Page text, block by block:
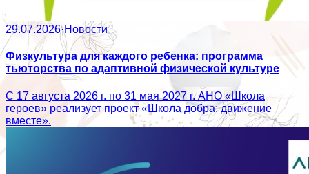
29.07.2026·Новости
Физкультура для каждого ребенка: программа
тьюторства по адаптивной физической культуре
С 17 августа 2026 г. по 31 мая 2027 г. АНО «Школа
героев» реализует проект «Школа добра: движение
вместе».